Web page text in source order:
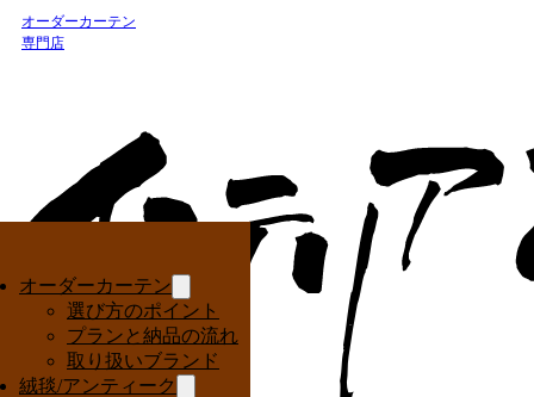
オーダーカーテン
専門店
オーダーカーテン
選び方のポイント
プランと納品の流れ
取り扱いブランド
絨毯/アンティーク